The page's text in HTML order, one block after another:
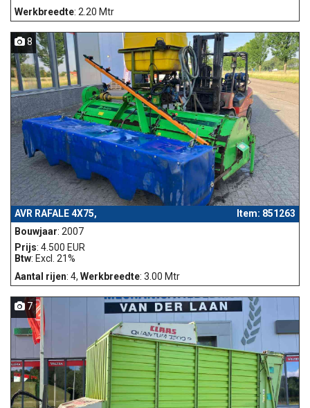
Werkbreedte: 2.20 Mtr
8
AVR RAFALE 4X75,
Item: 851263
Bouwjaar: 2007
Prijs: 4.500 EUR
Btw: Excl. 21%
Aantal rijen: 4, Werkbreedte: 3.00 Mtr
7